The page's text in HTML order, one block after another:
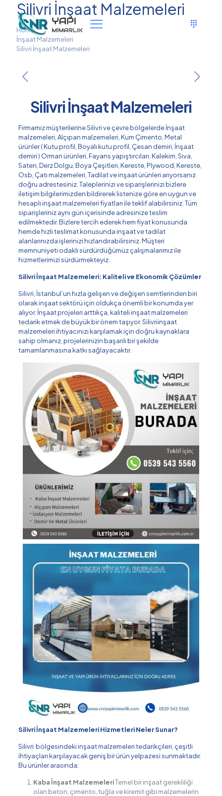
Silivri İnşaat Malzemeleri
Home
İnşaat Malzemeleri
Silivri İnşaat Malzemeleri
Silivri İnşaat Malzemeleri
Firmamız müşterilerine Silivri ve çevre bölgelerde İnşaat
malzemeleri, Alçıpan malzemeleri, Kum Çimento, Metal
ürünler ( Kutu profil, Boyalı kutu profil, Çesan demiri, İnşaat
demiri ) Orman ürünleri, Fayans yapıştırcıları, Kalekim, Sıva,
Saten, Derz Dolgu, Boya Çeşitleri, Kereste, Plywood, Kereste,
Osb, Çatı malzemeleri, Tadilat ve inşaat ürünleri arıyorsanız
doğru adrestesiniz. Taleplerinizi ve siparişlerinizi bizlere
iletişim bilgilerimizden bildirerek listenize göre en uygun ve
hesaplı inşaat malzemeleri fiyatları ile teklif alabilirsiniz. Tüm
siparişleriniz aynı gün içerisinde adresinize teslim
edilmektedir. Bizlere tercih ederek hem fiyat konusunda
hemde hızlı teslimat konusunda inşaat ve tadilat
alanlarınızda işlerinizi hızlandırabilirsiniz. Müşteri
memnuniyeti odaklı sürdürdüğümüz çalışmalarımız ile
hizmetlerimizi sürdürmekteyiz.
Silivri İnşaat Malzemeleri: Kaliteli ve Ekonomik Çözümler
Silivri, İstanbul’un hızla gelişen ve değişen semtlerinden biri
olarak inşaat sektörü için oldukça önemli bir konumda yer
alıyor. İnşaat projeleri arttıkça, kaliteli inşaat malzemeleri
tedarik etmek de büyük bir önem taşıyor. Silivriinşaat
malzemeleri ihtiyacınızı karşılamak için doğru kaynaklara
sahip olmanız, projelerinizin başarılı bir şekilde
tamamlanmasına katkı sağlayacaktır.
Silivri İnşaat Malzemeleri Hizmetleri Neler Sunar?
Silivri bölgesindeki inşaat malzemeleri tedarikçileri, çeşitli
ihtiyaçları karşılayacak geniş bir ürün yelpazesi sunmaktadır.
Bu ürünler arasında:
Kaba İnşaat MalzemeleriTemel bir inşaat gerekliliği
olan beton, çimento, tuğla ve kiremit gibi malzemelerin